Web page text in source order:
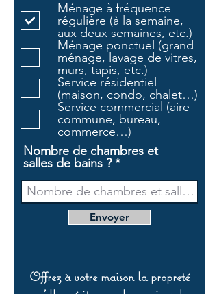
g
a
t
o
i
r
e
Ménage à fréquence
régulière (à la semaine,
aux deux semaines, etc.)
Ménage ponctuel (grand
ménage, lavage de vitres,
murs, tapis, etc.)
Service résidentiel
(maison, condo, chalet…)
Service commercial (aire
commune, bureau,
commerce…)
Nombre de chambres et
salles de bains ?
Envoyer
Offrez à votre maison la propreté